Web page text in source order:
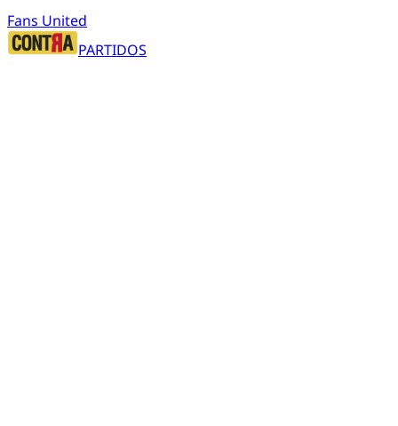
Fans United
PARTIDOS